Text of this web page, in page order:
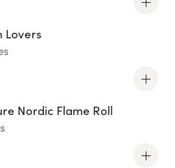
Lovers
Nordic Flame Roll